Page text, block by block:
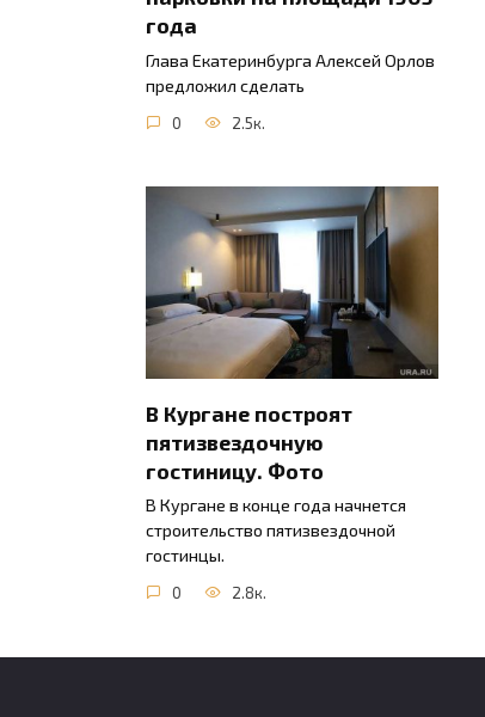
года
Глава Екатеринбурга Алексей Орлов
предложил сделать
0 2.5к.
В Кургане построят
пятизвездочную
гостиницу. Фото
В Кургане в конце года начнется
строительство пятизвездочной
гостинцы.
0 2.8к.